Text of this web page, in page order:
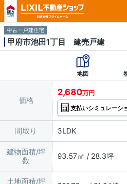
中古一戸建住宅
甲府市池田1丁目 建売戸建
地図
価格
2,680万円
支払いシミュレーシ
間取り 3LDK
建物面積/坪
数
93.57㎡ / 28.3坪
土地面積/坪